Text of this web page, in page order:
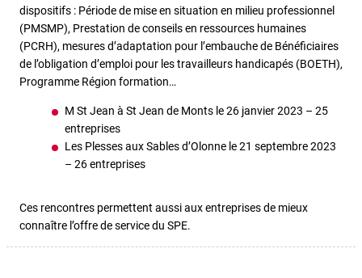
dispositifs : Période de mise en situation en milieu professionnel
(PMSMP), Prestation de conseils en ressources humaines
(PCRH), mesures d’adaptation pour l’embauche de Bénéficiaires
de l’obligation d’emploi pour les travailleurs handicapés (BOETH),
Programme Région formation…
M St Jean à St Jean de Monts le 26 janvier 2023 – 25
entreprises
Les Plesses aux Sables d’Olonne le 21 septembre 2023
– 26 entreprises
Ces rencontres permettent aussi aux entreprises de mieux
connaître l’offre de service du SPE.